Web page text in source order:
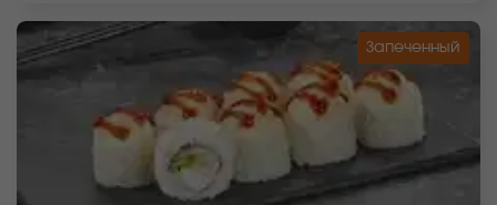
Запеченный